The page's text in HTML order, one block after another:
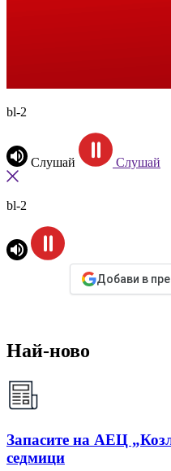
bl-2
Слушай Слушай
bl-2
Добави в
Най-ново
Запасите на АЕЦ
седмици